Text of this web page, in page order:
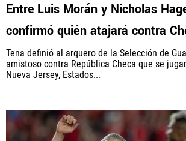
Entre Luis Morán y Nicholas
confirmó quién atajará contra
Tena definió al arquero de la Selección de
amistoso contra República Checa que se
Nueva Jersey, Estados...